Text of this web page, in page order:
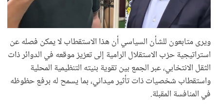
ويرى متابعون للشأن السياسي أن هذا الاستقطاب لا يمكن فصله عن
استراتيجية حزب الاستقلال الرامية إلى تعزيز موقعه في الدوائر ذات
الثقل الانتخابي، عبر الجمع بين تقوية بنيته التنظيمية المحلية
واستقطاب شخصيات ذات تأثير ميداني، بما يسمح له برفع حظوظه
في المنافسة المقبلة.